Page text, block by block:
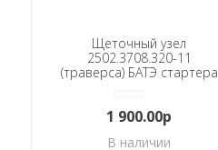
Щеточный узел
2502.3708.320-11
(траверса) БАТЭ стартера
1 900.00р
В наличии